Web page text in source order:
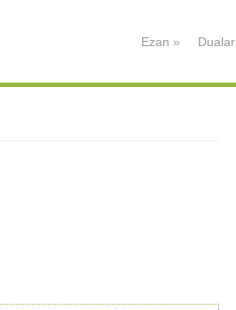
Ezan » Dualar